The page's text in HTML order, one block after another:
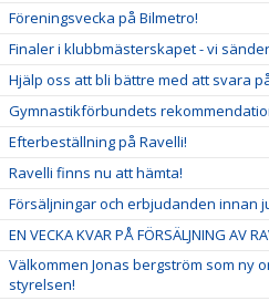
Föreningsvecka på Bilmetro!
Finaler i klubbmästerskapet - vi
Hjälp oss att bli bättre med att svara
Gymnastikförbundets
Efterbeställning på Ravelli!
Ravelli finns nu att hämta!
Försäljningar och erbjudanden innan
EN VECKA KVAR PÅ FÖRSÄLJNING AV
Välkommen Jonas bergström som ny
styrelsen!